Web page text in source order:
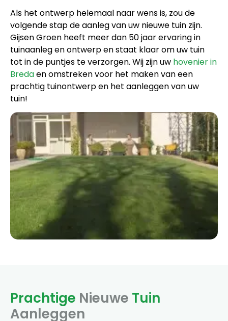
Als het ontwerp helemaal naar wens is, zou de
volgende stap de aanleg van uw nieuwe tuin zijn.
Gijsen Groen heeft meer dan 50 jaar ervaring in
tuinaanleg en ontwerp en staat klaar om uw tuin
tot in de puntjes te verzorgen. Wij zijn uw hovenier in
Bredaen omstreken voor het maken van een
prachtig tuinontwerp en het aanleggen van uw
tuin!
Prachtige Nieuwe Tuin
Aanleggen